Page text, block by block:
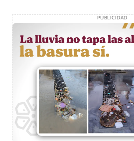
PUBLICIDAD